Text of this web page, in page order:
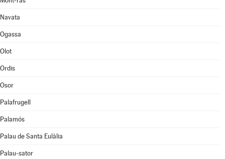
Navata
Ogassa
Olot
Ordis
Osor
Palafrugell
Palamós
Palau de Santa Eulàlia
Palau-sator